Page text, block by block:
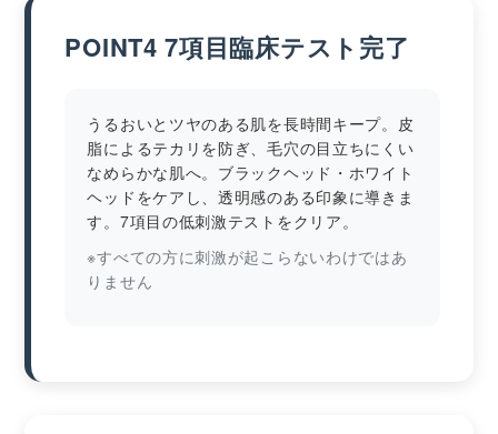
POINT4 7項目臨床テスト完了
うるおいとツヤのある肌を長時間キープ。皮
脂によるテカリを防ぎ、毛穴の目立ちにくい
なめらかな肌へ。ブラックヘッド・ホワイト
ヘッドをケアし、透明感のある印象に導きま
す。7項目の低刺激テストをクリア。
※すべての方に刺激が起こらないわけではあ
りません